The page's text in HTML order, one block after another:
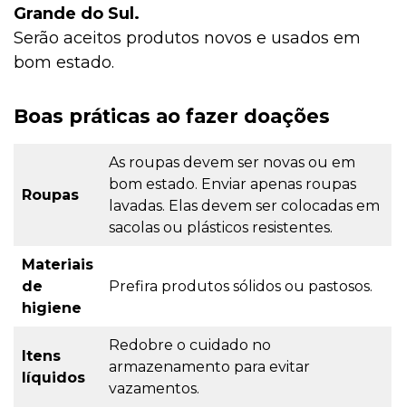
Grande do Sul.
Serão aceitos produtos novos e usados em
bom estado.
Boas práticas ao fazer doações
Roupas
As roupas devem ser novas ou em
bom estado. Enviar apenas roupas
lavadas. Elas devem ser colocadas em
sacolas ou plásticos resistentes.
Materiais
de
higiene
Prefira produtos sólidos ou pastosos.
Itens
líquidos
Redobre o cuidado no
armazenamento para evitar
vazamentos.